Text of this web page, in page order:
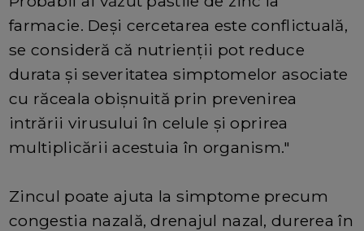
farmacie. Deși cercetarea este conflictuală,
se consideră că nutrienții pot reduce
durata și severitatea simptomelor asociate
cu răceala obișnuită prin prevenirea
intrării virusului în celule și oprirea
multiplicării acestuia în organism."
Zincul poate ajuta la simptome precum
congestia nazală, drenajul nazal, durerea în